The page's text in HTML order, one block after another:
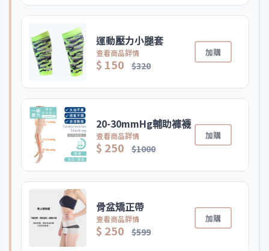
運動壓力小腿套
查看商品詳情
$ 150 $320
加購
20-30mmHg輔助褲襪
查看商品詳情
$ 250 $1000
加購
骨盆矯正帶
查看商品詳情
$ 250 $599
加購